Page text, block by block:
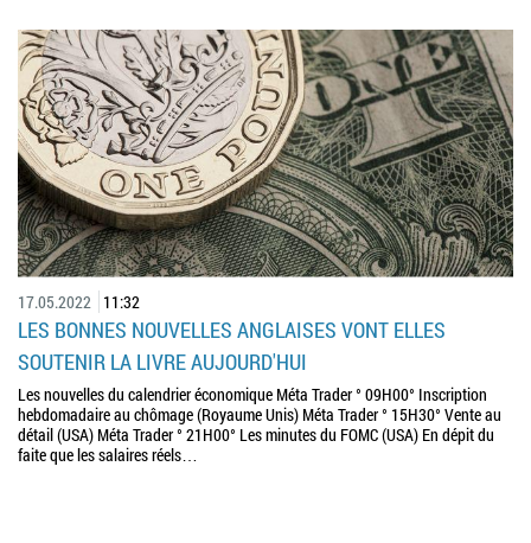
17.05.2022 11:32
LES BONNES NOUVELLES ANGLAISES VONT ELLES
SOUTENIR LA LIVRE AUJOURD'HUI
Les nouvelles du calendrier économique Méta Trader ° 09H00° Inscription
hebdomadaire au chômage (Royaume Unis) Méta Trader ° 15H30° Vente au
détail (USA) Méta Trader ° 21H00° Les minutes du FOMC (USA) En dépit du
faite que les salaires réels…